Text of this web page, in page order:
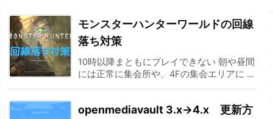
モンスターハンターワールドの回線
落ち対策
10時以降まともにプレイできない 朝や昼間
には正常に集会所や、4Fの集会エリアに ...
openmediavault 3.x→4.x 更新方